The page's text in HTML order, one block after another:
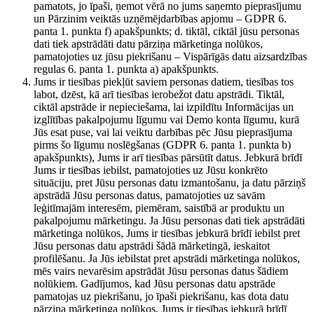
pamatots, jo īpaši, ņemot vērā no jums saņemto pieprasījumu
un Pārzinim veiktās uzņēmējdarbības apjomu – GDPR 6.
panta 1. punkta f) apakšpunkts; d. tiktāl, ciktāl jūsu personas
dati tiek apstrādāti datu pārziņa mārketinga nolūkos,
pamatojoties uz jūsu piekrišanu – Vispārīgās datu aizsardzības
regulas 6. panta 1. punkta a) apakšpunkts.
Jums ir tiesības piekļūt saviem personas datiem, tiesības tos
labot, dzēst, kā arī tiesības ierobežot datu apstrādi. Tiktāl,
ciktāl apstrāde ir nepieciešama, lai izpildītu Informācijas un
izglītības pakalpojumu līgumu vai Demo konta līgumu, kurā
Jūs esat puse, vai lai veiktu darbības pēc Jūsu pieprasījuma
pirms šo līgumu noslēgšanas (GDPR 6. panta 1. punkta b)
apakšpunkts), Jums ir arī tiesības pārsūtīt datus. Jebkurā brīdī
Jums ir tiesības iebilst, pamatojoties uz Jūsu konkrēto
situāciju, pret Jūsu personas datu izmantošanu, ja datu pārziņš
apstrādā Jūsu personas datus, pamatojoties uz savām
leģitīmajām interesēm, piemēram, saistībā ar produktu un
pakalpojumu mārketingu. Ja Jūsu personas dati tiek apstrādāti
mārketinga nolūkos, Jums ir tiesības jebkurā brīdī iebilst pret
Jūsu personas datu apstrādi šādā mārketingā, ieskaitot
profilēšanu. Ja Jūs iebilstat pret apstrādi mārketinga nolūkos,
mēs vairs nevarēsim apstrādāt Jūsu personas datus šādiem
nolūkiem. Gadījumos, kad Jūsu personas datu apstrāde
pamatojas uz piekrišanu, jo īpaši piekrišanu, kas dota datu
pārziņa mārketinga nolūkos, Jums ir tiesības jebkurā brīdī